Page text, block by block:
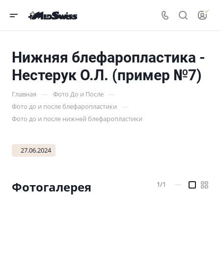
Нижняя блефаропластика -
Нестерук О.Л. (пример №7)
Главная — Фото До и После —
Фото до и после блефаропластики —
Фото до и после нижней блефаропластики
27.06.2024
Фотогалерея 1/1 —